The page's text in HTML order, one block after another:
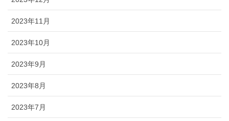
2023年11月
2023年10月
2023年9月
2023年8月
2023年7月